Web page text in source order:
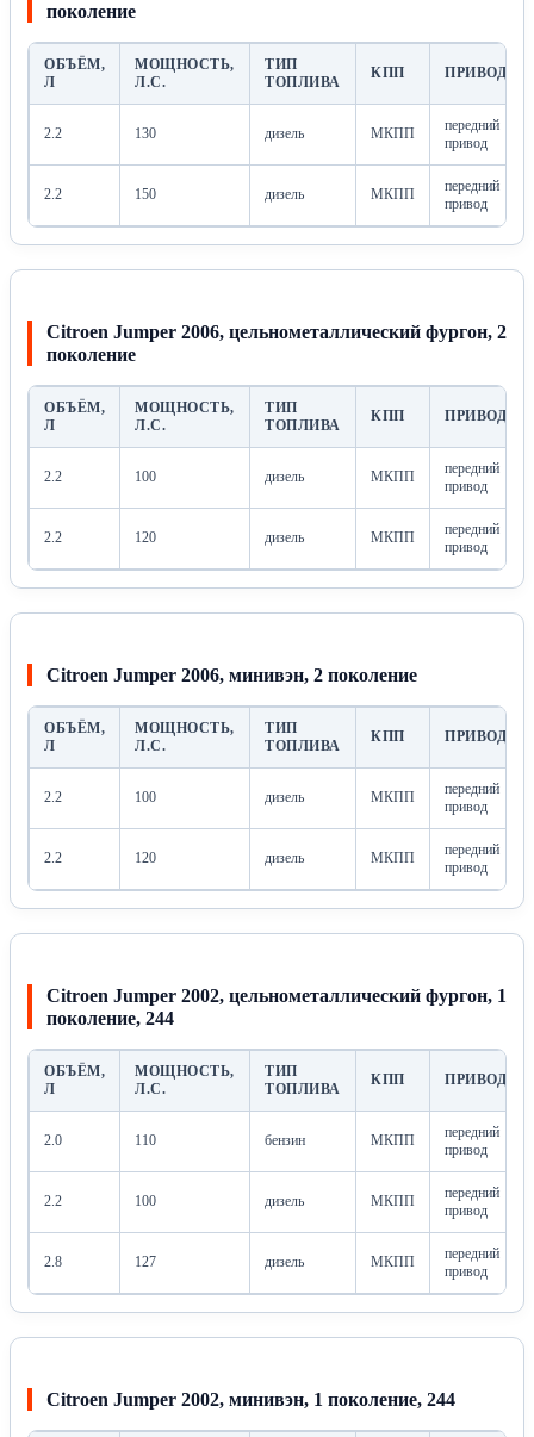
поколение
ОБЪЁМ,
Л
МОЩНОСТЬ,
Л.С.
ТИП
ТОПЛИВА
КПП ПРИВОД
2.2 130 дизель МКПП
передний
привод
2.2 150 дизель МКПП
передний
привод
Citroen Jumper 2006, цельнометаллический фургон, 2
поколение
ОБЪЁМ,
Л
МОЩНОСТЬ,
Л.С.
ТИП
ТОПЛИВА
КПП ПРИВОД
2.2 100 дизель МКПП
передний
привод
2.2 120 дизель МКПП
передний
привод
Citroen Jumper 2006, минивэн, 2 поколение
ОБЪЁМ,
Л
МОЩНОСТЬ,
Л.С.
ТИП
ТОПЛИВА
КПП ПРИВОД
2.2 100 дизель МКПП
передний
привод
2.2 120 дизель МКПП
передний
привод
Citroen Jumper 2002, цельнометаллический фургон, 1
поколение, 244
ОБЪЁМ,
Л
МОЩНОСТЬ,
Л.С.
ТИП
ТОПЛИВА
КПП ПРИВОД
2.0 110 бензин МКПП
передний
привод
2.2 100 дизель МКПП
передний
привод
2.8 127 дизель МКПП
передний
привод
Citroen Jumper 2002, минивэн, 1 поколение, 244